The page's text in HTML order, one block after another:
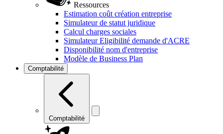
Ressources
Estimation coût création entreprise
Simulateur de statut juridique
Calcul charges sociales
Simulateur Eligibilité demande d'ACRE
Disponibilité nom d'entreprise
Modèle de Business Plan
Comptabilité
Comptabilité